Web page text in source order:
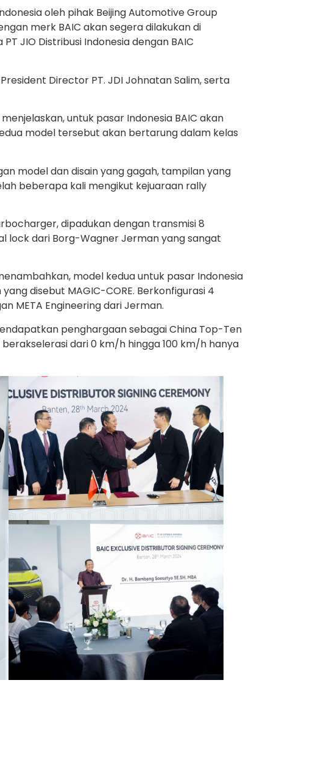
oleh pihak Beijing Automotive Group
merk BAIC akan segera dilakukan di
JIO Distribusi Indonesia dengan BAIC
Director PT. JDI Johnatan Salim, serta
untuk pasar Indonesia BAIC akan
model tersebut akan bertarung dalam kelas
model dan disain yang gagah, tampilan yang
beberapa kali mengikut kejuaraan rally
dipadukan dengan transmisi 8
lock dari Borg-Wagner Jerman yang sangat
model kedua untuk pasar Indonesia
disebut MAGIC-CORE. Berkonfigurasi 4
META Engineering dari Jerman.
penghargaan sebagai China Top-Ten
dari 0 km/h hingga 100 km/h hanya